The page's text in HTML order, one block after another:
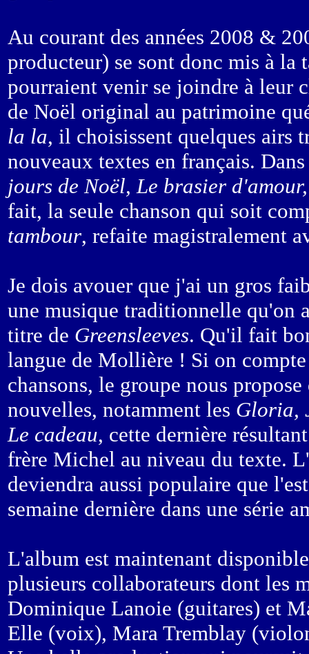
Au courant des années 2008 &
producteur) se sont donc mis à la
pourraient venir se joindre à leur
de Noël original au patrimoine
la la, il choisissent quelques airs
nouveaux textes en français.
jours de Noël, Le brasier
fait, la seule chanson qui soit
tambour, refaite magistralement
Je dois avouer que j'ai un gros
une musique traditionnelle qu'on
titre de Greensleeves. Qu'il fait
langue de Mollière ! Si on
chansons, le groupe nous
nouvelles, notamment les Gloria,
Le cadeau, cette dernière
frère Michel au niveau du texte.
deviendra aussi populaire que
semaine dernière dans une série
L'album est maintenant
plusieurs collaborateurs dont les
Dominique Lanoie (guitares) et
Elle (voix), Mara Tremblay